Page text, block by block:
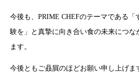
今後も、PRIME CHEFのテーマである
験を」と真摯に向き合い食の未来につな
ます。
今後ともご贔屓のほどお願い申し上げま